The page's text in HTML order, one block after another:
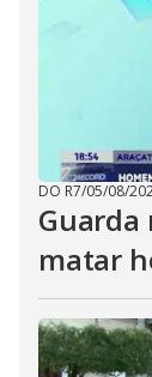
DO R7/05/08/
Guarda
matar